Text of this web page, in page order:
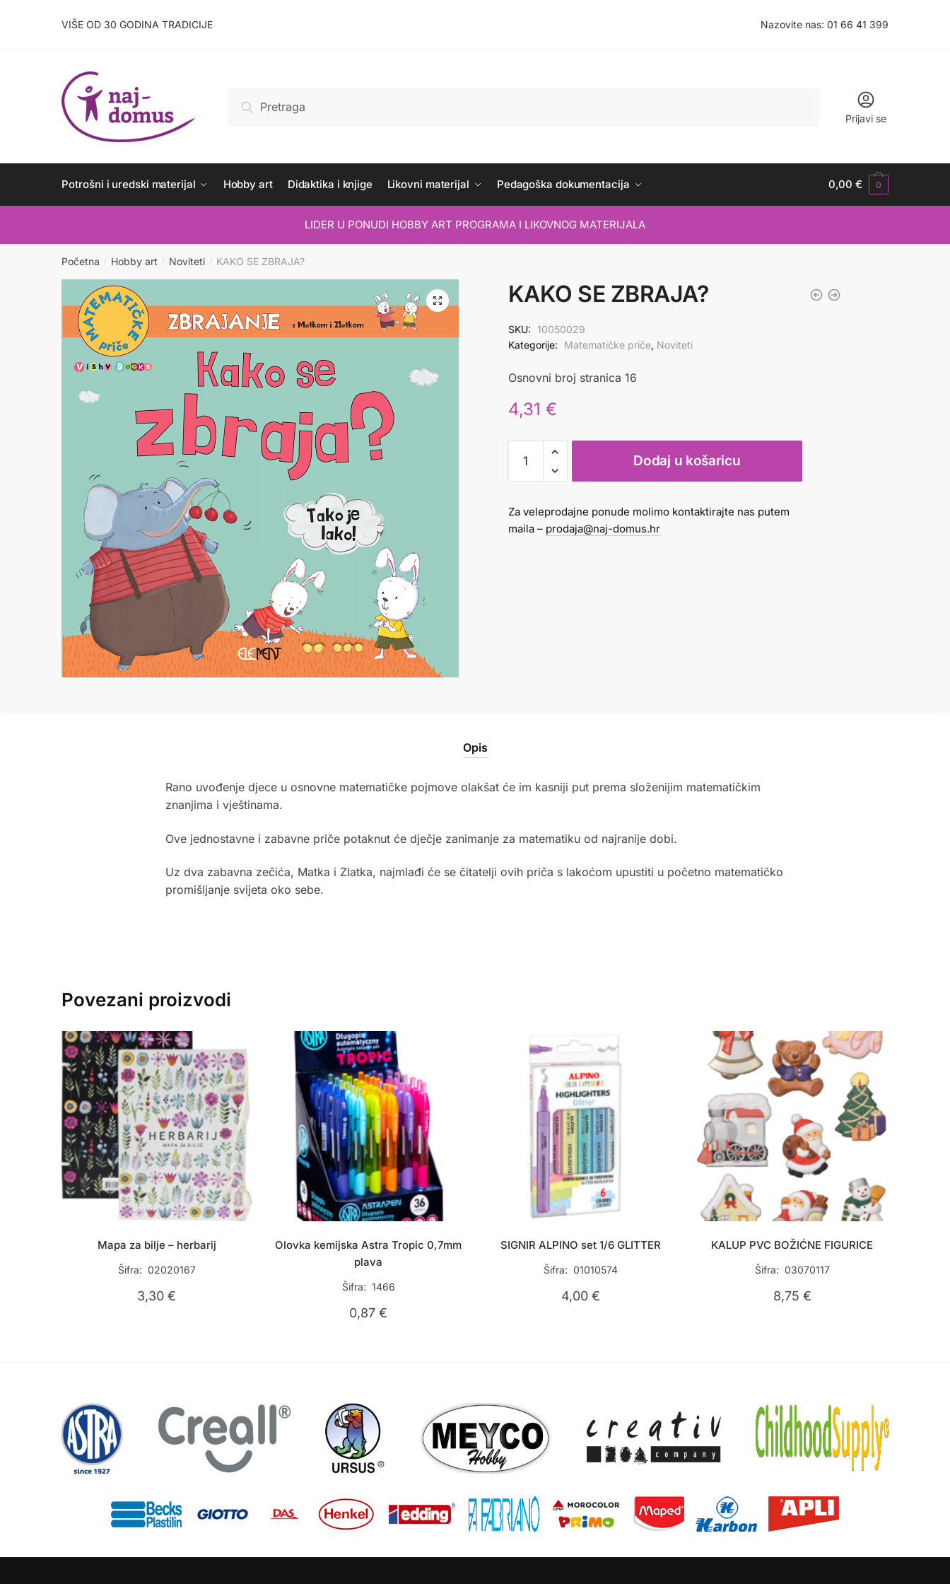
VIŠE OD 30 GODINA TRADICIJE Nazovite nas: 01 66 41 399
Pretraži
Prijavi se
Potrošni i uredski materijal Hobby art Didaktika i knjige Likovni materijal Pedagoška dokumentacija 0,00€ 0
LIDER U PONUDI HOBBY ART PROGRAMA I LIKOVNOG MATERIJALA
Početna / Hobby art / Noviteti / KAKO SE ZBRAJA?
KAKO SE ZBRAJA?
SKU: 10050029
Kategorije:
Matematičke priče, Noviteti
Osnovni broj stranica 16
4,31 €
ZBRAJA?
Dodaj u košaricu
Za veleprodajne ponude molimo kontaktirajte nas putem
maila – prodaja@naj-domus.hr
Opis
Rano uvođenje djece u osnovne matematičke pojmove olakšat će im kasniji put prema složenijim matematičkim
znanjima i vještinama.
Ove jednostavne i zabavne priče potaknut će dječje zanimanje za matematiku od najranije dobi.
Uz dva zabavna zečića, Matka i Zlatka, najmlađi će se čitatelji ovih priča s lakoćom upustiti u početno matematičko
promišljanje svijeta oko sebe.
Povezani proizvodi
Mapa za bilje – herbarij
Šifra: 02020167
3,30€
Olovka kemijska Astra Tropic 0,7mm
plava
Šifra: 1466
0,87€
SIGNIR ALPINO set 1/6 GLITTER
Šifra: 01010574
4,00 €
KALUP PVC BOŽIĆNE FIGURICE
Šifra: 03070117
8,75 €